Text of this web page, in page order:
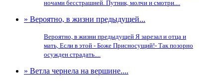
ночами бесстрашней. Путник, молчи и смотри....
» Вероятно, в жизни предыдущей...
Вероятно, в жизни предыдущей Я зарезал и отца и
мать, Если в этой - Боже Присносущий!- Так позорно
осужден страдать....
» Ветла чернела на вершине....